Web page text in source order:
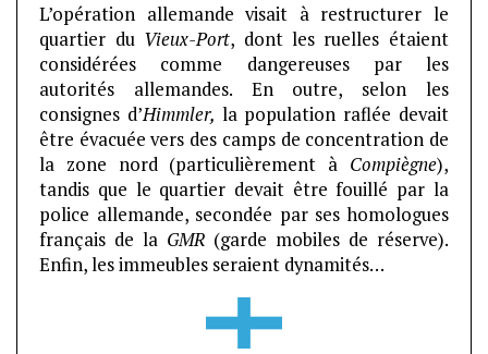
L’opération allemande visait à restructurer le
quartier du Vieux-Port, dont les ruelles étaient
considérées comme dangereuses par les
autorités allemandes. En outre, selon les
consignes d’Himmler, la population raflée devait
être évacuée vers des camps de concentration de
la zone nord (particulièrement à Compiègne),
tandis que le quartier devait être fouillé par la
police allemande, secondée par ses homologues
français de la GMR (garde mobiles de réserve).
Enfin, les immeubles seraient dynamités…